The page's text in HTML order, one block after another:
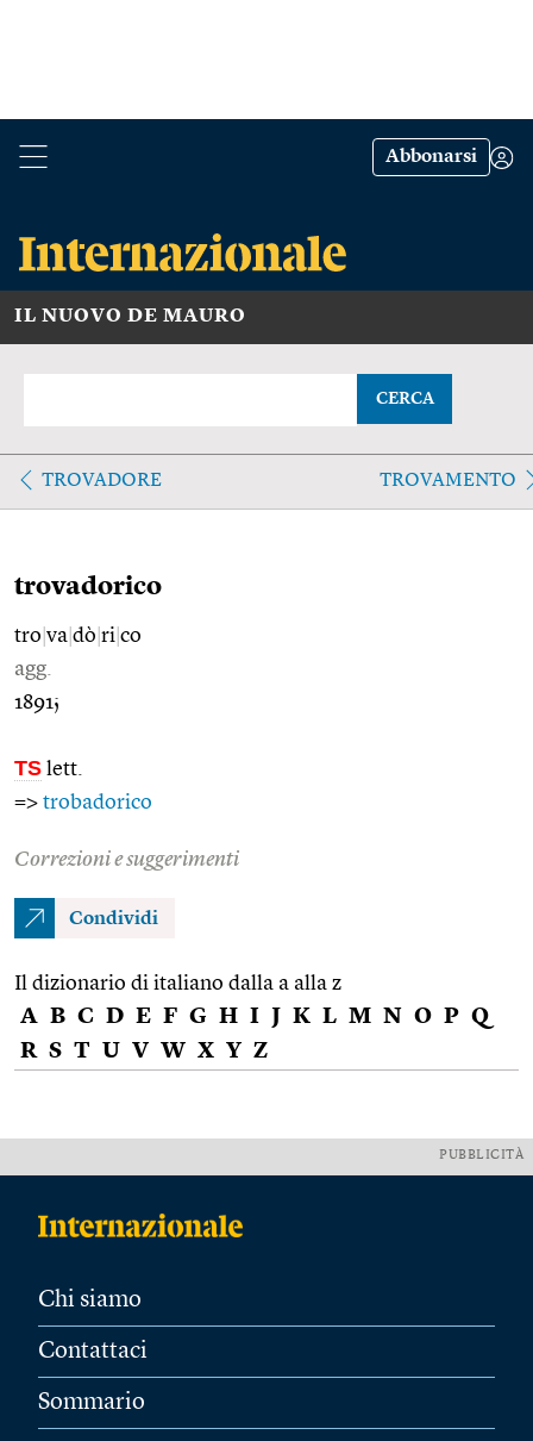
Abbonarsi
IL NUOVO DE MAURO
CERCA
TROVADORE TROVAMENTO
trovadorico
tro va dò ri co
agg.
1891;
TS lett.
=> trobadorico
Correzioni e suggerimenti
Condividi
Il dizionario di italiano dalla a alla z
A B C D E F G H I J K L M N O P Q
R S T U V W X Y Z
PUBBLICITÀ
Chi siamo
Contattaci
Sommario